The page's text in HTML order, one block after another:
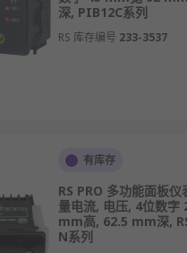
深, PIB12C系列
RS 库存编号 233-3537
有库存
RS PRO 多功能面板仪
量电流, 电压, 4位数字
mm高, 62.5 mm深,
N系列